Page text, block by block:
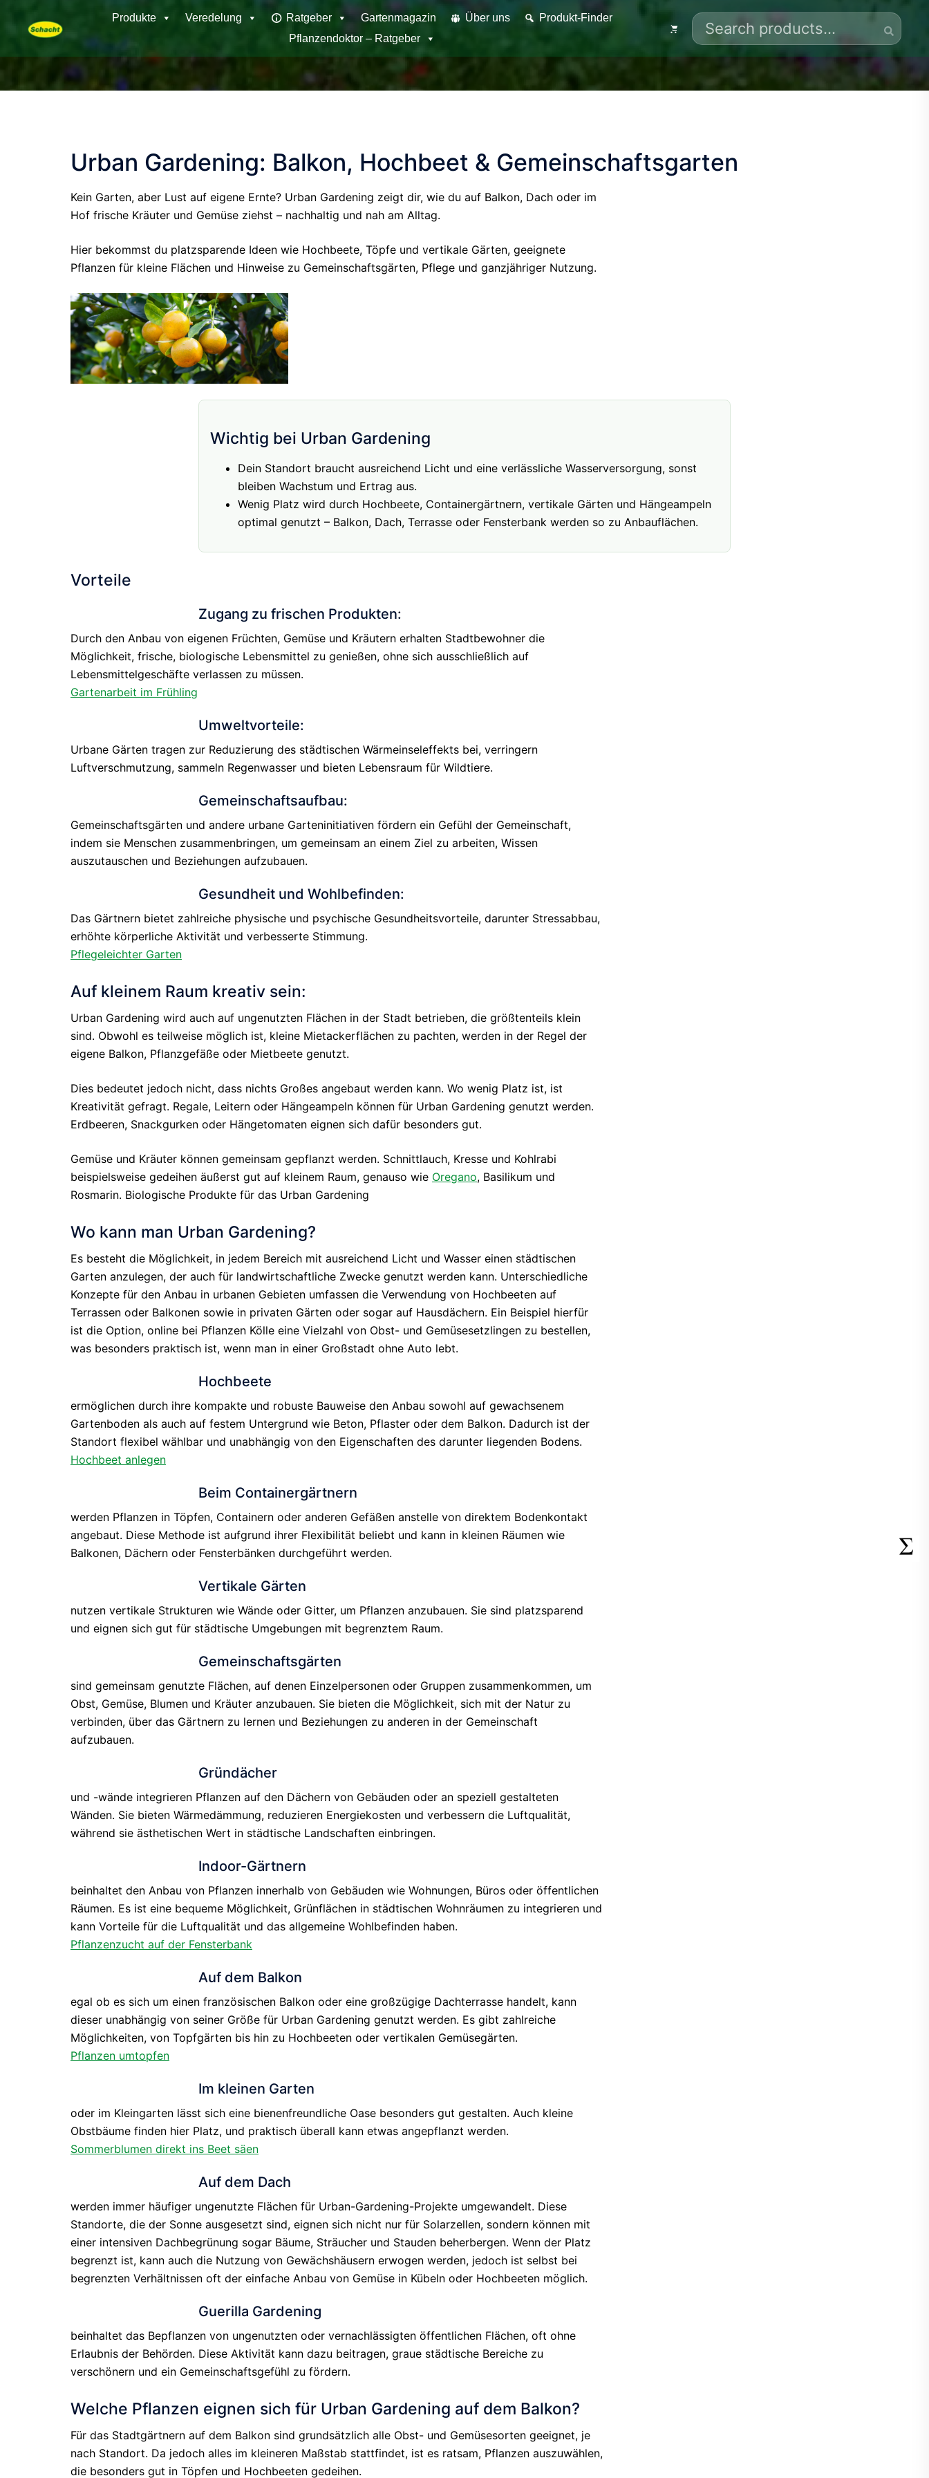
Produkte Veredelung Ratgeber Gartenmagazin Über uns
Produkt-Finder
Pflanzendoktor – Ratgeber
Search
for:
Urban Gardening: Balkon, Hochbeet & Gemeinschaftsgarten
Kein Garten, aber Lust auf eigene Ernte? Urban Gardening zeigt dir, wie du auf Balkon, Dach oder im
Hof frische Kräuter und Gemüse ziehst – nachhaltig und nah am Alltag.
Hier bekommst du platzsparende Ideen wie Hochbeete, Töpfe und vertikale Gärten, geeignete
Pflanzen für kleine Flächen und Hinweise zu Gemeinschaftsgärten, Pflege und ganzjähriger Nutzung.
Wichtig bei Urban Gardening
Dein Standort braucht ausreichend Licht und eine verlässliche Wasserversorgung, sonst
bleiben Wachstum und Ertrag aus.
Wenig Platz wird durch Hochbeete, Containergärtnern, vertikale Gärten und Hängeampeln
optimal genutzt – Balkon, Dach, Terrasse oder Fensterbank werden so zu Anbauflächen.
Vorteile
Zugang zu frischen Produkten:
Durch den Anbau von eigenen Früchten, Gemüse und Kräutern erhalten Stadtbewohner die
Möglichkeit, frische, biologische Lebensmittel zu genießen, ohne sich ausschließlich auf
Lebensmittelgeschäfte verlassen zu müssen.
Gartenarbeit im Frühling
Umweltvorteile:
Urbane Gärten tragen zur Reduzierung des städtischen Wärmeinseleffekts bei, verringern
Luftverschmutzung, sammeln Regenwasser und bieten Lebensraum für Wildtiere.
Gemeinschaftsaufbau:
Gemeinschaftsgärten und andere urbane Garteninitiativen fördern ein Gefühl der Gemeinschaft,
indem sie Menschen zusammenbringen, um gemeinsam an einem Ziel zu arbeiten, Wissen
auszutauschen und Beziehungen aufzubauen.
Gesundheit und Wohlbefinden:
Das Gärtnern bietet zahlreiche physische und psychische Gesundheitsvorteile, darunter Stressabbau,
erhöhte körperliche Aktivität und verbesserte Stimmung.
Pflegeleichter Garten
Auf kleinem Raum kreativ sein:
Urban Gardening wird auch auf ungenutzten Flächen in der Stadt betrieben, die größtenteils klein
sind. Obwohl es teilweise möglich ist, kleine Mietackerflächen zu pachten, werden in der Regel der
eigene Balkon, Pflanzgefäße oder Mietbeete genutzt.
Dies bedeutet jedoch nicht, dass nichts Großes angebaut werden kann. Wo wenig Platz ist, ist
Kreativität gefragt. Regale, Leitern oder Hängeampeln können für Urban Gardening genutzt werden.
Erdbeeren, Snackgurken oder Hängetomaten eignen sich dafür besonders gut.
Gemüse und Kräuter können gemeinsam gepflanzt werden. Schnittlauch, Kresse und Kohlrabi
beispielsweise gedeihen äußerst gut auf kleinem Raum, genauso wie Oregano, Basilikum und
Rosmarin. Biologische Produkte für das Urban Gardening
Wo kann man Urban Gardening?
Es besteht die Möglichkeit, in jedem Bereich mit ausreichend Licht und Wasser einen städtischen
Garten anzulegen, der auch für landwirtschaftliche Zwecke genutzt werden kann. Unterschiedliche
Konzepte für den Anbau in urbanen Gebieten umfassen die Verwendung von Hochbeeten auf
Terrassen oder Balkonen sowie in privaten Gärten oder sogar auf Hausdächern. Ein Beispiel hierfür
ist die Option, online bei Pflanzen Kölle eine Vielzahl von Obst- und Gemüsesetzlingen zu bestellen,
was besonders praktisch ist, wenn man in einer Großstadt ohne Auto lebt.
Hochbeete
ermöglichen durch ihre kompakte und robuste Bauweise den Anbau sowohl auf gewachsenem
Gartenboden als auch auf festem Untergrund wie Beton, Pflaster oder dem Balkon. Dadurch ist der
Standort flexibel wählbar und unabhängig von den Eigenschaften des darunter liegenden Bodens.
Hochbeet anlegen
Beim Containergärtnern
werden Pflanzen in Töpfen, Containern oder anderen Gefäßen anstelle von direktem Bodenkontakt
angebaut. Diese Methode ist aufgrund ihrer Flexibilität beliebt und kann in kleinen Räumen wie
Balkonen, Dächern oder Fensterbänken durchgeführt werden.
Vertikale Gärten
nutzen vertikale Strukturen wie Wände oder Gitter, um Pflanzen anzubauen. Sie sind platzsparend
und eignen sich gut für städtische Umgebungen mit begrenztem Raum.
Gemeinschaftsgärten
sind gemeinsam genutzte Flächen, auf denen Einzelpersonen oder Gruppen zusammenkommen, um
Obst, Gemüse, Blumen und Kräuter anzubauen. Sie bieten die Möglichkeit, sich mit der Natur zu
verbinden, über das Gärtnern zu lernen und Beziehungen zu anderen in der Gemeinschaft
aufzubauen.
Gründächer
und -wände integrieren Pflanzen auf den Dächern von Gebäuden oder an speziell gestalteten
Wänden. Sie bieten Wärmedämmung, reduzieren Energiekosten und verbessern die Luftqualität,
während sie ästhetischen Wert in städtische Landschaften einbringen.
Indoor-Gärtnern
beinhaltet den Anbau von Pflanzen innerhalb von Gebäuden wie Wohnungen, Büros oder öffentlichen
Räumen. Es ist eine bequeme Möglichkeit, Grünflächen in städtischen Wohnräumen zu integrieren und
kann Vorteile für die Luftqualität und das allgemeine Wohlbefinden haben.
Pflanzenzucht auf der Fensterbank
Auf dem Balkon
egal ob es sich um einen französischen Balkon oder eine großzügige Dachterrasse handelt, kann
dieser unabhängig von seiner Größe für Urban Gardening genutzt werden. Es gibt zahlreiche
Möglichkeiten, von Topfgärten bis hin zu Hochbeeten oder vertikalen Gemüsegärten.
Pflanzen umtopfen
Im kleinen Garten
oder im Kleingarten lässt sich eine bienenfreundliche Oase besonders gut gestalten. Auch kleine
Obstbäume finden hier Platz, und praktisch überall kann etwas angepflanzt werden.
Sommerblumen direkt ins Beet säen
Auf dem Dach
werden immer häufiger ungenutzte Flächen für Urban-Gardening-Projekte umgewandelt. Diese
Standorte, die der Sonne ausgesetzt sind, eignen sich nicht nur für Solarzellen, sondern können mit
einer intensiven Dachbegrünung sogar Bäume, Sträucher und Stauden beherbergen. Wenn der Platz
begrenzt ist, kann auch die Nutzung von Gewächshäusern erwogen werden, jedoch ist selbst bei
begrenzten Verhältnissen oft der einfache Anbau von Gemüse in Kübeln oder Hochbeeten möglich.
Guerilla Gardening
beinhaltet das Bepflanzen von ungenutzten oder vernachlässigten öffentlichen Flächen, oft ohne
Erlaubnis der Behörden. Diese Aktivität kann dazu beitragen, graue städtische Bereiche zu
verschönern und ein Gemeinschaftsgefühl zu fördern.
Welche Pflanzen eignen sich für Urban Gardening auf dem Balkon?
Für das Stadtgärtnern auf dem Balkon sind grundsätzlich alle Obst- und Gemüsesorten geeignet, je
nach Standort. Da jedoch alles im kleineren Maßstab stattfindet, ist es ratsam, Pflanzen auszuwählen,
die besonders gut in Töpfen und Hochbeeten gedeihen.